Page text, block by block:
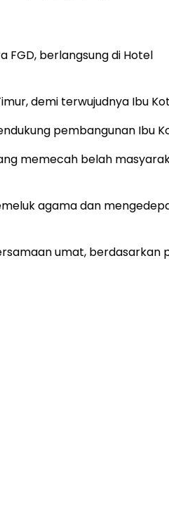
FGD, berlangsung di Hotel
demi terwujudnya Ibu
pembangunan Ibu
memecah belah
agama dan
umat, berdasarkan